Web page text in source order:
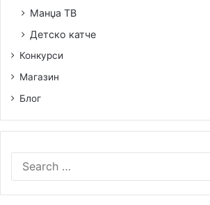
Манџа ТВ
Детско катче
Конкурси
Магазин
Блог